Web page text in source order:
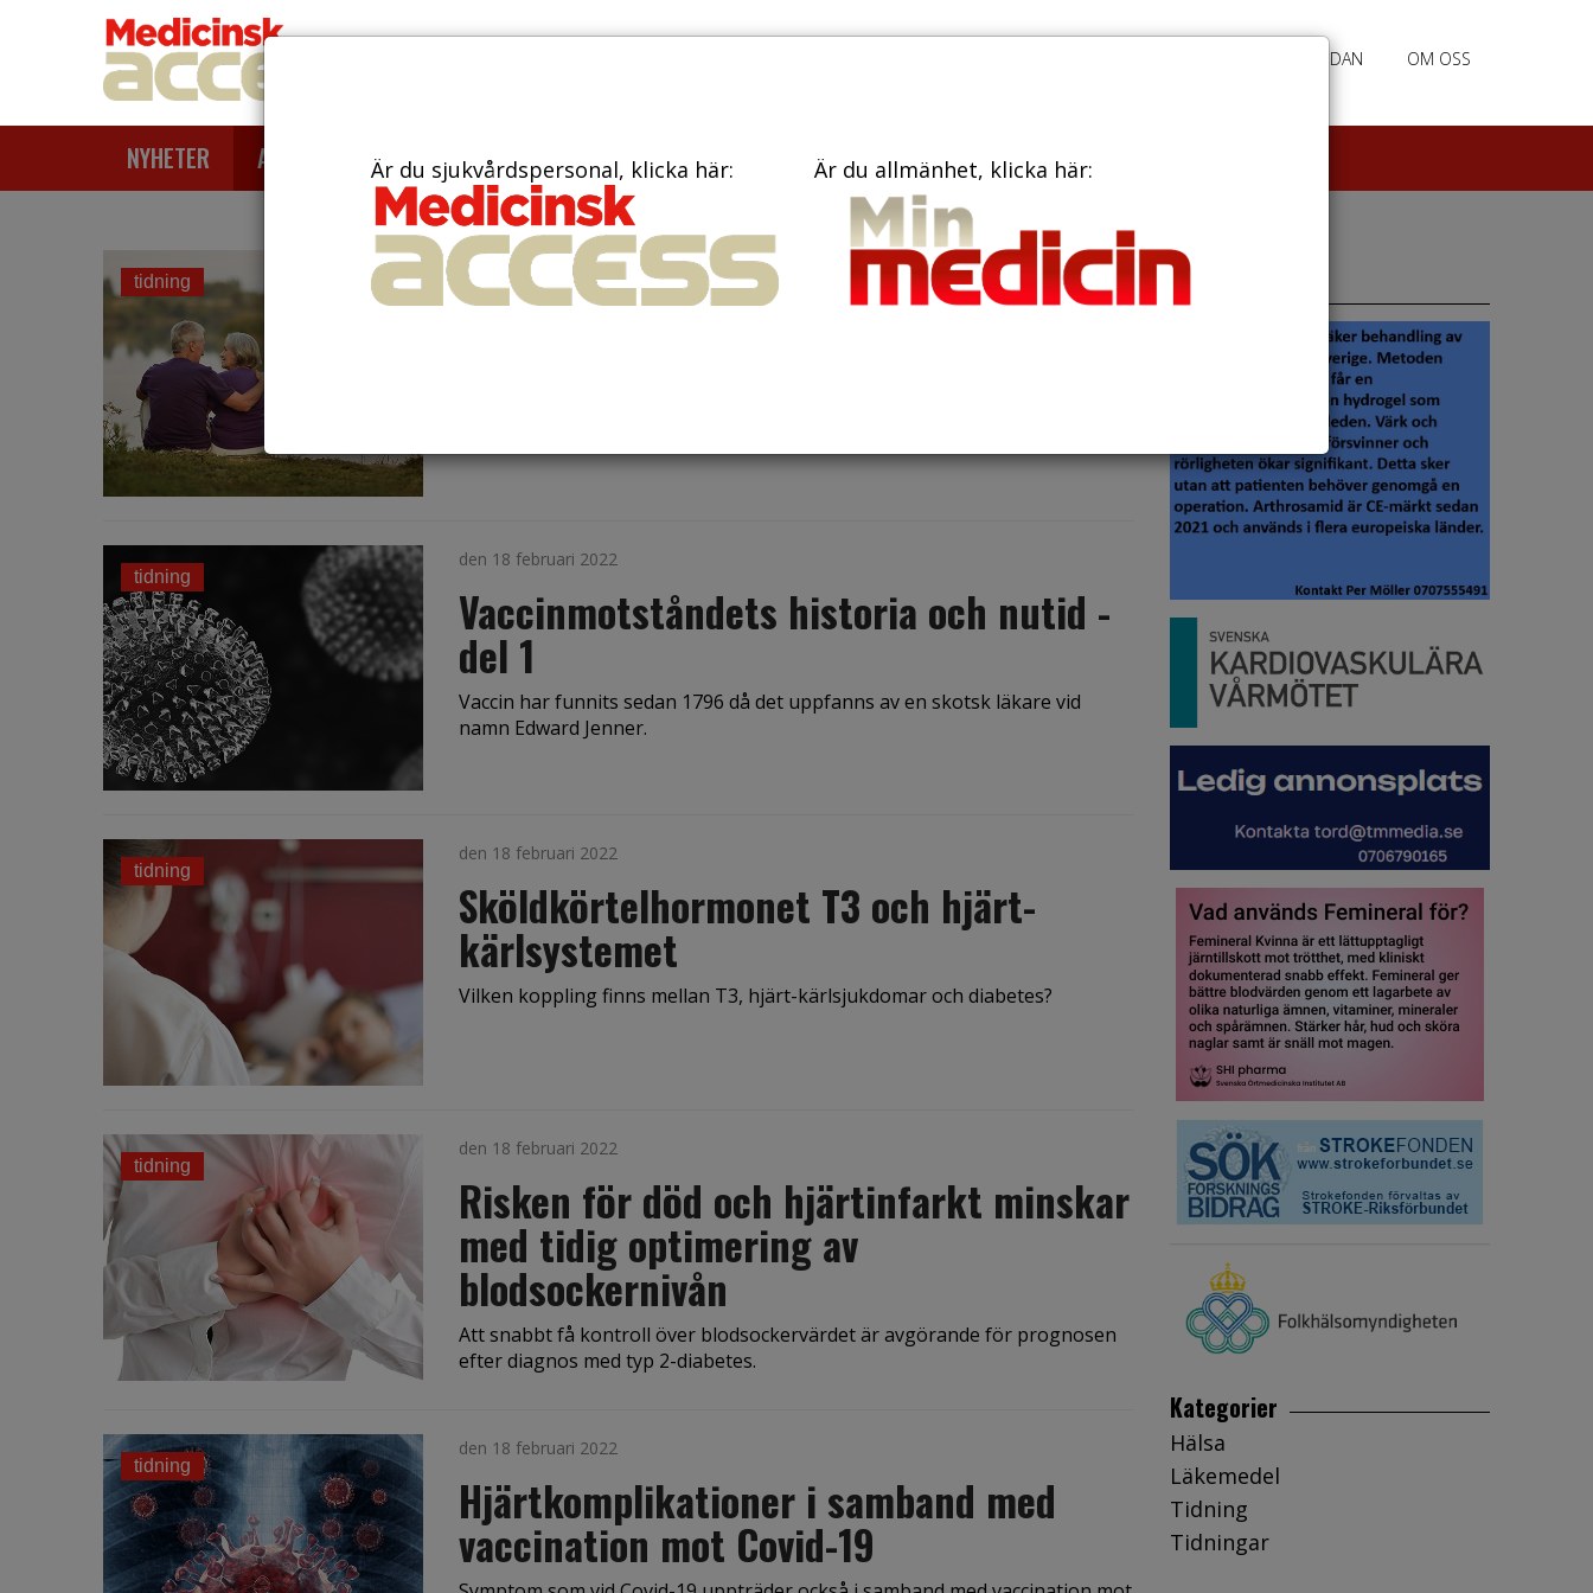
ANNONSERING HEMSIDAN OM OSS
NYHETER ARTIKLAR AKTUELLT TIDNINGAR BÖCKER KONTAKT
tidning
den 18 februari 2022
Kan vi påverka vårt biologiska åldrande?
tidning
den 18 februari 2022
Vaccinmotståndets historia och nutid -
del 1
Vaccin har funnits sedan 1796 då det uppfanns av en skotsk läkare vid
namn Edward Jenner.
tidning
den 18 februari 2022
Sköldkörtelhormonet T3 och hjärt-
kärlsystemet
Vilken koppling finns mellan T3, hjärt-kärlsjukdomar och diabetes?
tidning
den 18 februari 2022
Risken för död och hjärtinfarkt minskar
med tidig optimering av
blodsockernivån
Att snabbt få kontroll över blodsockervärdet är avgörande för prognosen
efter diagnos med typ 2-diabetes.
tidning
den 18 februari 2022
Hjärtkomplikationer i samband med
vaccination mot Covid-19
Annonser
Kategorier
Hälsa
Läkemedel
Tidning
Tidningar
Är du sjukvårdspersonal, klicka här: Är du allmänhet, klicka här: